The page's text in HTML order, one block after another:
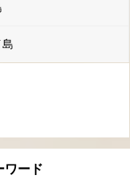
ワード